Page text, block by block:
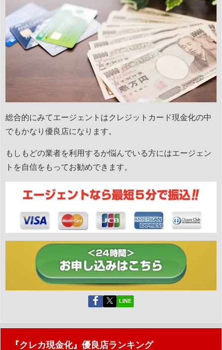
総合的にみてエージェントはクレジットカード現金化の中
でもかなり優良店になります。
もしもどの業者を利用するか悩んでいる方にはエージェン
トを自信をもってお勧めできます。
LINE
『クレカ現金化』優良店ランキング